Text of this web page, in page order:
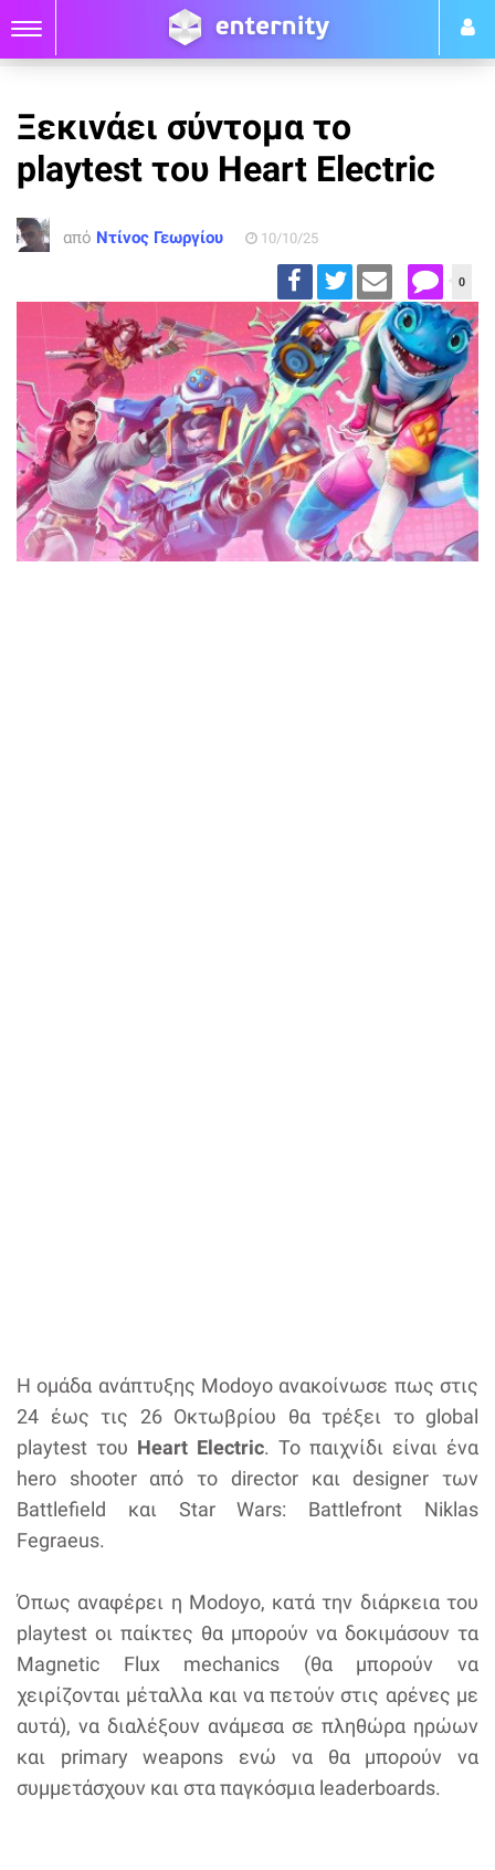
Ξεκινάει σύντομα το
playtest του Heart Electric
από Ντίνος Γεωργίου 10/10/25
0
Η ομάδα ανάπτυξης Modoyo ανακοίνωσε πως στις
24 έως τις 26 Οκτωβρίου θα τρέξει το global
playtest του Heart Electric. Το παιχνίδι είναι ένα
hero shooter από το director και designer των
Battlefield και Star Wars: Battlefront Niklas
Fegraeus.
Όπως αναφέρει η Modoyo, κατά την διάρκεια του
playtest οι παίκτες θα μπορούν να δοκιμάσουν τα
Magnetic Flux mechanics (θα μπορούν να
χειρίζονται μέταλλα και να πετούν στις αρένες με
αυτά), να διαλέξουν ανάμεσα σε πληθώρα ηρώων
και primary weapons ενώ να θα μπορούν να
συμμετάσχουν και στα παγκόσμια leaderboards.